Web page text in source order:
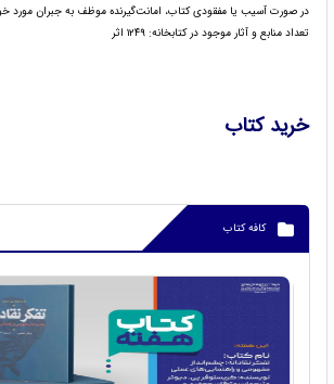
در صورت آسیب یا مفقودی کتاب، امانت‌گیرنده موظف به جبران مورد
تعداد منابع و آثار موجود در کتابخانه: ۱۲۴۹ اثر
خرید کتاب
کافه کتاب